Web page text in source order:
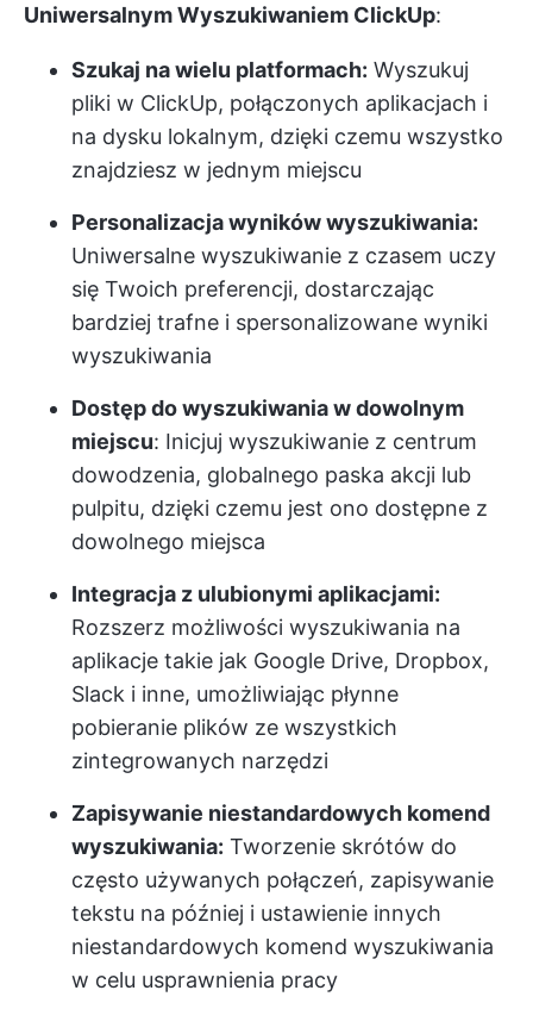
Uniwersalnym Wyszukiwaniem ClickUp:
Szukaj na wielu platformach: Wyszukuj
pliki w ClickUp, połączonych aplikacjach i
na dysku lokalnym, dzięki czemu wszystko
znajdziesz w jednym miejscu
Personalizacja wyników wyszukiwania:
Uniwersalne wyszukiwanie z czasem uczy
się Twoich preferencji, dostarczając
bardziej trafne i spersonalizowane wyniki
wyszukiwania
Dostęp do wyszukiwania w dowolnym
miejscu: Inicjuj wyszukiwanie z centrum
dowodzenia, globalnego paska akcji lub
pulpitu, dzięki czemu jest ono dostępne z
dowolnego miejsca
Integracja z ulubionymi aplikacjami:
Rozszerz możliwości wyszukiwania na
aplikacje takie jak Google Drive, Dropbox,
Slack i inne, umożliwiając płynne
pobieranie plików ze wszystkich
zintegrowanych narzędzi
Zapisywanie niestandardowych komend
wyszukiwania: Tworzenie skrótów do
często używanych połączeń, zapisywanie
tekstu na później i ustawienie innych
niestandardowych komend wyszukiwania
w celu usprawnienia pracy